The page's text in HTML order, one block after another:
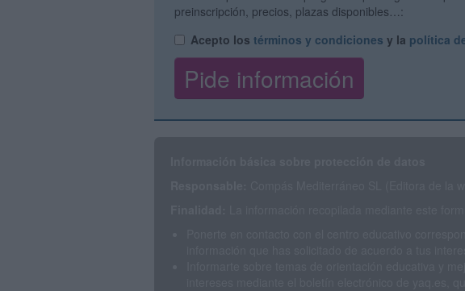
preinscripción, precios, plazas disponibles…:
Acepto los términos y condiciones y la política